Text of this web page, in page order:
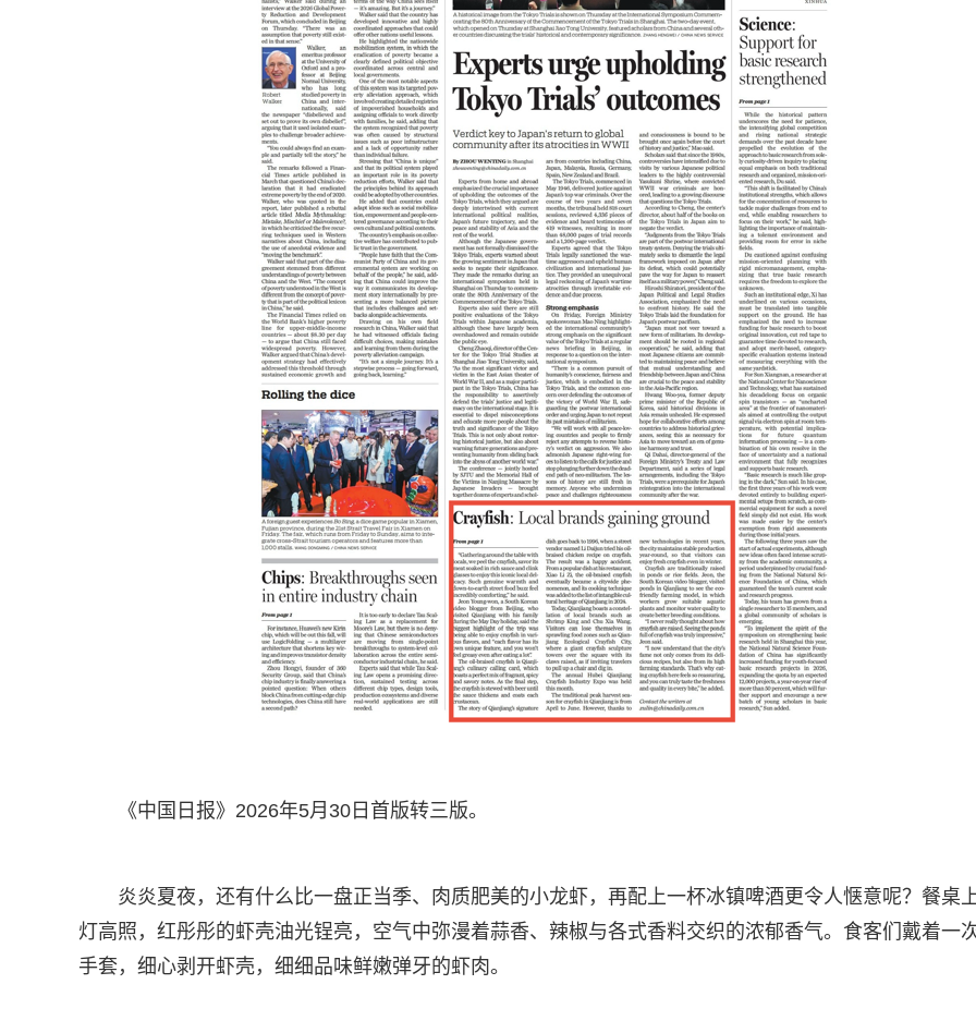
《中国日报》2026年5月30日首版转三版。
炎炎夏夜，还有什么比一盘正当季、肉质肥美的小龙虾，再配上一杯冰镇啤酒更令人惬意呢？餐桌
灯高照，红彤彤的虾壳油光锃亮，空气中弥漫着蒜香、辣椒与各式香料交织的浓郁香气。食客们戴着一
手套，细心剥开虾壳，细细品味鲜嫩弹牙的虾肉。